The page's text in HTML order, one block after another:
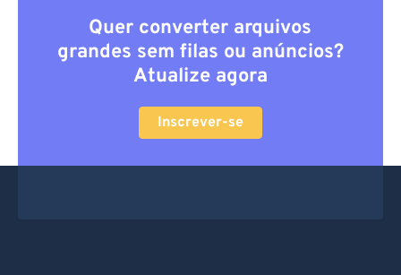
Quer converter arquivos
grandes sem filas ou anúncios?
Atualize agora
Inscrever-se